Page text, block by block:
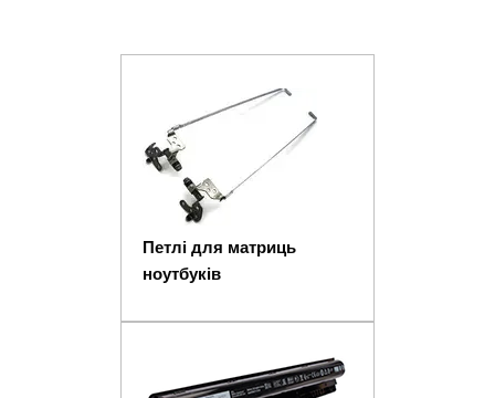
Петлі для матриць
ноутбуків